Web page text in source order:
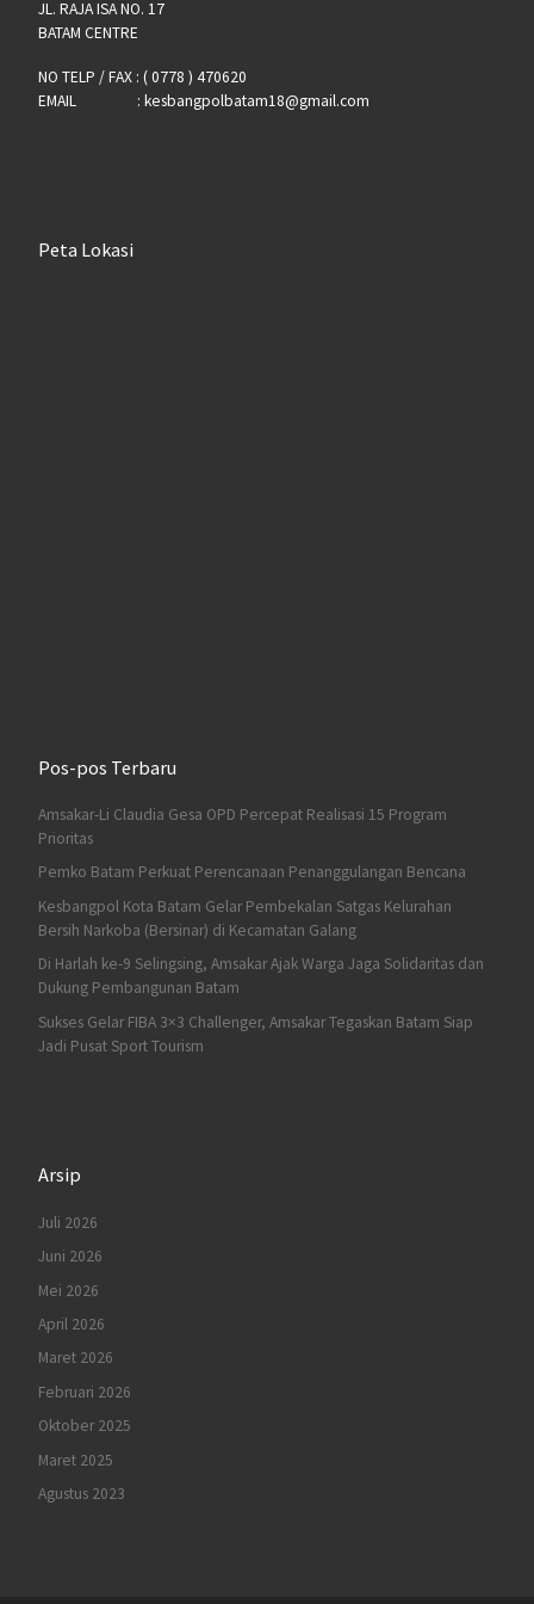
JL. RAJA ISA NO. 17
BATAM CENTRE
NO TELP / FAX : ( 0778 ) 470620
EMAIL : kesbangpolbatam18@gmail.com
Peta Lokasi
Pos-pos Terbaru
Amsakar-Li Claudia Gesa OPD Percepat Realisasi 15 Program
Prioritas
Pemko Batam Perkuat Perencanaan Penanggulangan Bencana
Kesbangpol Kota Batam Gelar Pembekalan Satgas Kelurahan
Bersih Narkoba (Bersinar) di Kecamatan Galang
Di Harlah ke-9 Selingsing, Amsakar Ajak Warga Jaga Solidaritas dan
Dukung Pembangunan Batam
Sukses Gelar FIBA 3×3 Challenger, Amsakar Tegaskan Batam Siap
Jadi Pusat Sport Tourism
Arsip
Juli 2026
Juni 2026
Mei 2026
April 2026
Maret 2026
Februari 2026
Oktober 2025
Maret 2025
Agustus 2023